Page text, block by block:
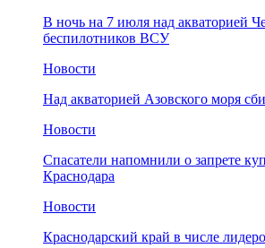
В ночь на 7 июля над акваторией
беспилотников ВСУ
Новости
Над акваторией Азовского моря
Новости
Спасатели напомнили о запрете
Краснодара
Новости
Краснодарский край в числе